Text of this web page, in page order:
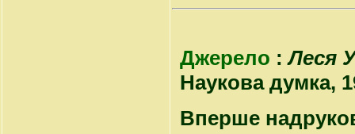
Джерело :Леся
Наукова думка,
Вперше